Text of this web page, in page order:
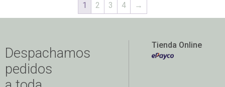
1 2 3 4 →
Despachamos
pedidos
Tienda Online